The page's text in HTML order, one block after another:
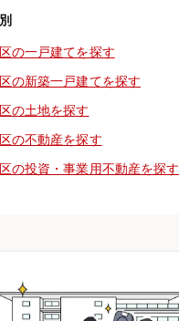
の一戸建てを探す
の新築一戸建てを探す
の土地を探す
の不動産を探す
の投資・事業用不動産を探す